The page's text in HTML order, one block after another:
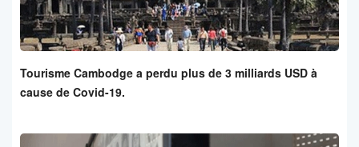
Tourisme Cambodge a perdu plus de 3 milliards USD à
cause de Covid-19.